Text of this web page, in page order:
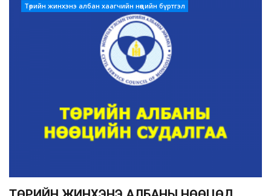
Төрийн жинхэнэ албан хаагчийн нөөцийн бүртгэл